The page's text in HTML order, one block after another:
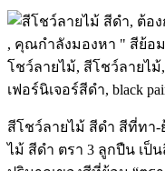
สีโชว์ลายไม้ สีดำ สีที่ทา
ไม้ สีดำ ตรา 3 ลูกปืน เป็